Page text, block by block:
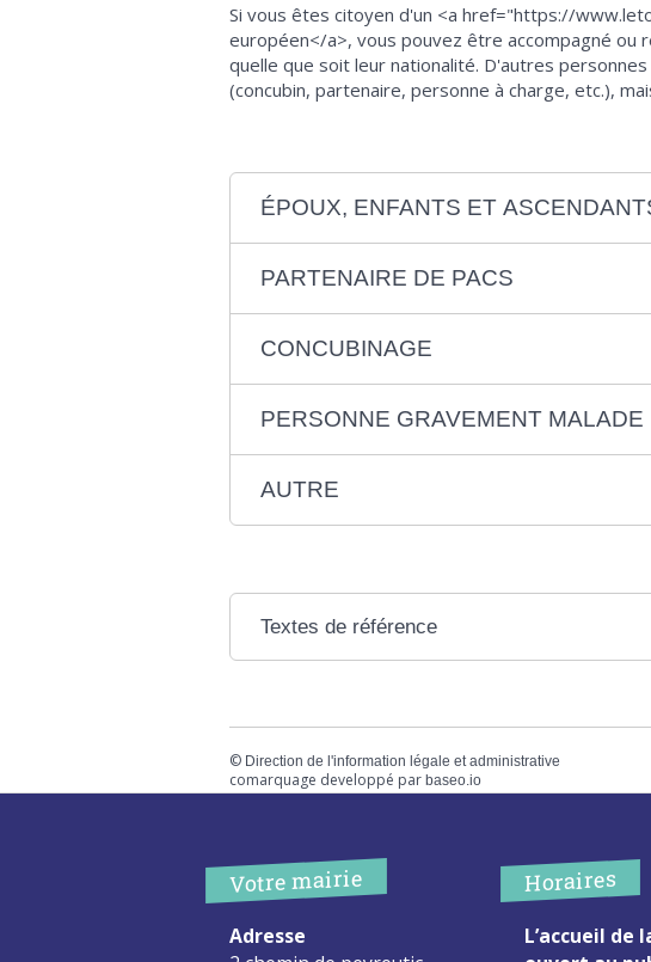
Si vous êtes citoyen d'un <a href="https://
européen</a>, vous pouvez être accompagné ou
quelle que soit leur nationalité. D'autres
(concubin, partenaire, personne à charge, etc.),
ÉPOUX, ENFANTS ET
PARTENAIRE DE PACS
CONCUBINAGE
PERSONNE GRAVEMENT MALADE
AUTRE
Textes de référence
© Direction de l'information légale et administrative
comarquage developpé par baseo.io
Votre mairie
Adresse
Horaires
L’accueil de